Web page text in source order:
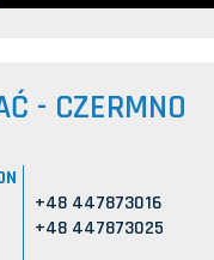
- CZERMNO
+48 447873016
+48 447873025